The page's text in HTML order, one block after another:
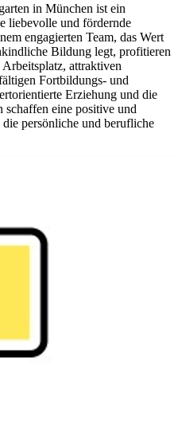
in München ist ein
liebevolle und fördernde
engagierten Team, das Wert
Bildung legt, profitieren
attraktiven
Fortbildungs- und
Erziehung und die
eine positive und
persönliche und berufliche